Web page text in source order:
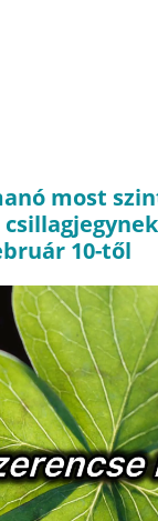
most
10-től